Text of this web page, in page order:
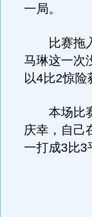
一局。
比赛拖入
马琳这一次
以4比2惊险
本场比赛
庆幸，自己
一打成3比3